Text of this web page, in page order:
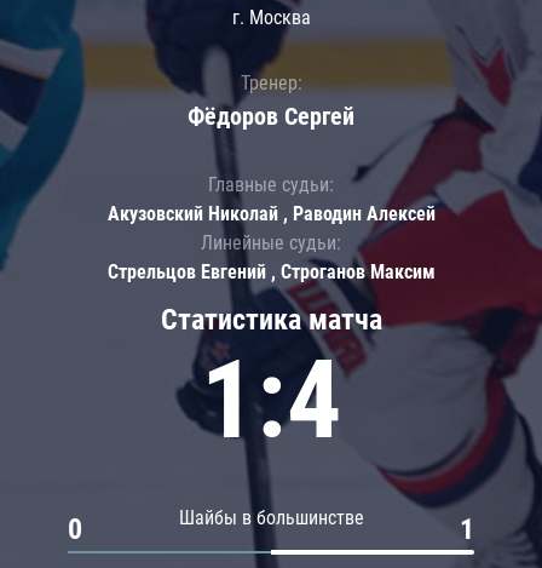
Статистика матча
1:4
Шайбы в большинстве
0 1
г. Москва
Тренер:
Фёдоров Сергей
Главные судьи:
Акузовский Николай , Раводин Алексей
Линейные судьи:
Стрельцов Евгений , Строганов Максим